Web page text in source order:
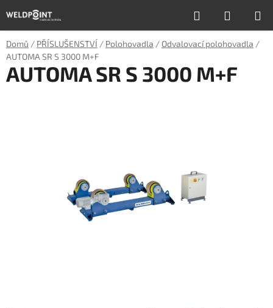
na
obsah
Hledat
KOŠÍK
Domů / PŘÍSLUŠENSTVÍ / Polohovadla / Odvalovací polohovadla /
AUTOMA SR S 3000 M+F
AUTOMA SR S 3000 M+F